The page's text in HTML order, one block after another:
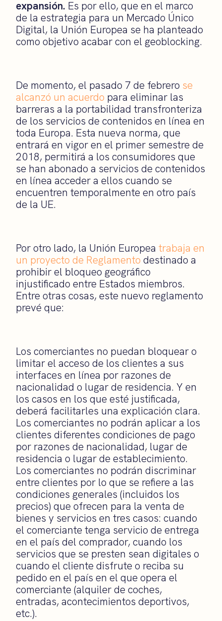
expansión. Es por ello, que en el marco
de la estrategia para un Mercado Único
Digital, la Unión Europea se ha planteado
como objetivo acabar con el geoblocking.
De momento, el pasado 7 de febrero se
alcanzó un acuerdo para eliminar las
barreras a la portabilidad transfronteriza
de los servicios de contenidos en línea en
toda Europa. Esta nueva norma, que
entrará en vigor en el primer semestre de
2018, permitirá a los consumidores que
se han abonado a servicios de contenidos
en línea acceder a ellos cuando se
encuentren temporalmente en otro país
de la UE.
Por otro lado, la Unión Europea trabaja en
un proyecto de Reglamento destinado a
prohibir el bloqueo geográfico
injustificado entre Estados miembros.
Entre otras cosas, este nuevo reglamento
prevé que:
Los comerciantes no puedan bloquear o
limitar el acceso de los clientes a sus
interfaces en línea por razones de
nacionalidad o lugar de residencia. Y en
los casos en los que esté justificada,
deberá facilitarles una explicación clara.
Los comerciantes no podrán aplicar a los
clientes diferentes condiciones de pago
por razones de nacionalidad, lugar de
residencia o lugar de establecimiento.
Los comerciantes no podrán discriminar
entre clientes por lo que se refiere a las
condiciones generales (incluidos los
precios) que ofrecen para la venta de
bienes y servicios en tres casos: cuando
el comerciante tenga servicio de entrega
en el país del comprador, cuando los
servicios que se presten sean digitales o
cuando el cliente disfrute o reciba su
pedido en el país en el que opera el
comerciante (alquiler de coches,
entradas, acontecimientos deportivos,
etc.).